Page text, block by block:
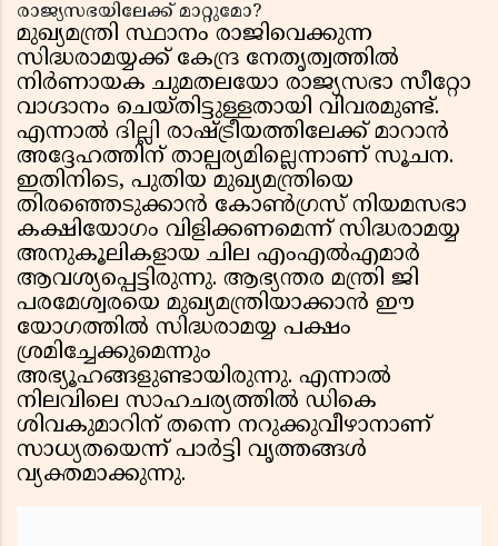
രാജ്യസഭയിലേക്ക് മാറ്റുമോ?
മുഖ്യമന്ത്രി സ്ഥാനം രാജിവെക്കുന്ന
സിദ്ധരാമയ്യക്ക് കേന്ദ്ര നേതൃത്വത്തിൽ
നിർണായക ചുമതലയോ രാജ്യസഭാ സീറ്റോ
വാഗ്ദാനം ചെയ്തിട്ടുള്ളതായി വിവരമുണ്ട്.
എന്നാൽ ദില്ലി രാഷ്ട്രീയത്തിലേക്ക് മാറാൻ
അദ്ദേഹത്തിന് താല്പര്യമില്ലെന്നാണ് സൂചന.
ഇതിനിടെ, പുതിയ മുഖ്യമന്ത്രിയെ
തിരഞ്ഞെടുക്കാൻ കോൺഗ്രസ് നിയമസഭാ
കക്ഷിയോഗം വിളിക്കണമെന്ന് സിദ്ധരാമയ്യ
അനുകൂലികളായ ചില എംഎൽഎമാർ
ആവശ്യപ്പെട്ടിരുന്നു. ആഭ്യന്തര മന്ത്രി ജി
പരമേശ്വരയെ മുഖ്യമന്ത്രിയാക്കാൻ ഈ
യോഗത്തിൽ സിദ്ധരാമയ്യ പക്ഷം
ശ്രമിച്ചേക്കുമെന്നും
അഭ്യൂഹങ്ങളുണ്ടായിരുന്നു. എന്നാൽ
നിലവിലെ സാഹചര്യത്തിൽ ഡികെ
ശിവകുമാറിന് തന്നെ നറുക്കുവീഴാനാണ്
സാധ്യതയെന്ന് പാർട്ടി വൃത്തങ്ങൾ
വ്യക്തമാക്കുന്നു.